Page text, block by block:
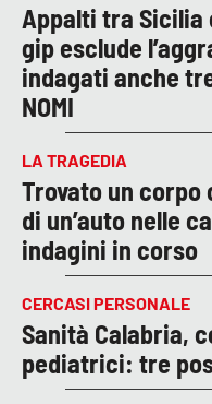
Appalti tra Sicilia
gip esclude
indagati anche
NOMI
LA TRAGEDIA
Trovato un corpo
di un’auto nelle
indagini in corso
CERCASI PERSONALE
Sanità Calabria,
pediatrici: tre